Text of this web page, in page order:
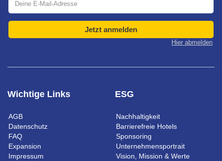
Wichtige Links
AGB
Datenschutz
FAQ
Expansion
Impressum
ESG
Nachhaltigkeit
Barrierefreie Hotels
Sponsoring
Unternehmensportrait
Vision, Mission & Werte
Jetzt anmelden
Hier abmelden